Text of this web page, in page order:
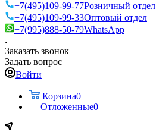
+7(495)109-99-77Розничный отдел
+7(495)109-99-33Оптовый отдел
+7(995)888-50-79WhatsApp
Заказать звонок
Задать вопрос
Войти
Корзина0
Отложенные0